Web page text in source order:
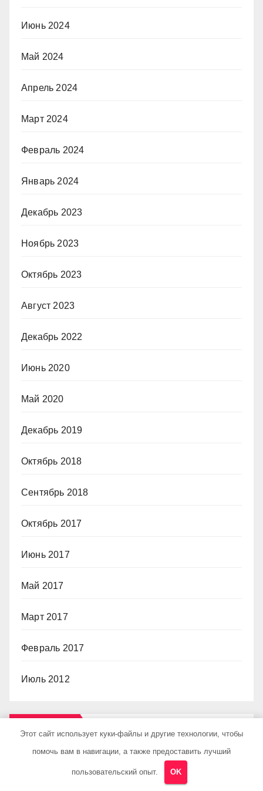
Июнь 2024
Май 2024
Апрель 2024
Март 2024
Февраль 2024
Январь 2024
Декабрь 2023
Ноябрь 2023
Октябрь 2023
Август 2023
Декабрь 2022
Июнь 2020
Май 2020
Декабрь 2019
Октябрь 2018
Сентябрь 2018
Октябрь 2017
Июнь 2017
Май 2017
Март 2017
Февраль 2017
Июль 2012
Этот сайт использует куки-файлы и другие технологии, чтобы
помочь вам в навигации, а также предоставить лучший
пользовательский опыт. OK